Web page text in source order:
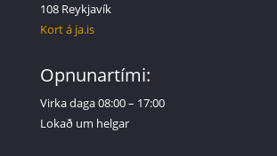
108 Reykjavík
Kort á ja.is
Opnunartími:
Virka daga 08:00 – 17:00
Lokað um helgar